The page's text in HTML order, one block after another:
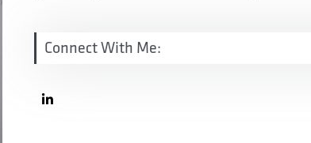
Connect With Me: